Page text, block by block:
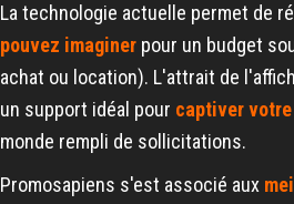
La technologie actuelle permet de
pouvez imaginer pour un budget
achat ou location). L'attrait de
un support idéal pour captiver
monde rempli de sollicitations.
Promosapiens s'est associé aux